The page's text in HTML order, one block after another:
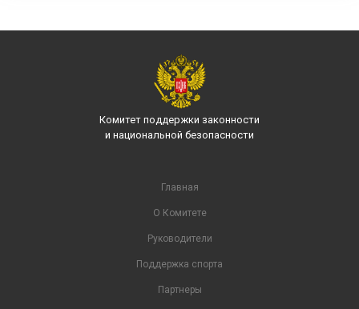
Комитет поддержки законности
и национальной безопасности
Главная
О Комитете
Руководители
Поддержка спорта
Партнеры